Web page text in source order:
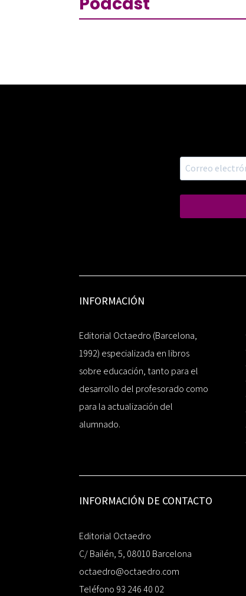
INFORMACIÓN
Editorial Octaedro (Barcelona,
1992) especializada en libros
sobre educación, tanto para el
desarrollo del profesorado como
para la actualización del
alumnado.
INFORMACIÓN DE CONTACTO
Editorial Octaedro
C/ Bailén, 5, 08010 Barcelona
octaedro@octaedro.com
Teléfono 93 246 40 02